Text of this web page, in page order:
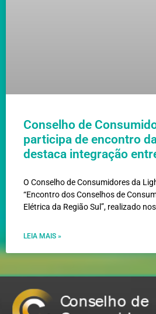
Conselho de
participa de encontro
destaca integração
O Conselho de Consumidores da
“Encontro dos Conselhos de
Elétrica da Região Sul”, realizado
LEIA MAIS »